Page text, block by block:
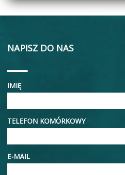
NAPISZ DO NAS
IMIĘ
TELEFON KOMÓRKOWY
E-MAIL